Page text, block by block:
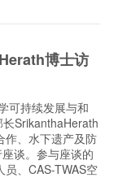
博士访
可持续发展与和
SrikanthaHerath
作、水下遗产及防
谈。参与座谈的
、CAS-TWAS空